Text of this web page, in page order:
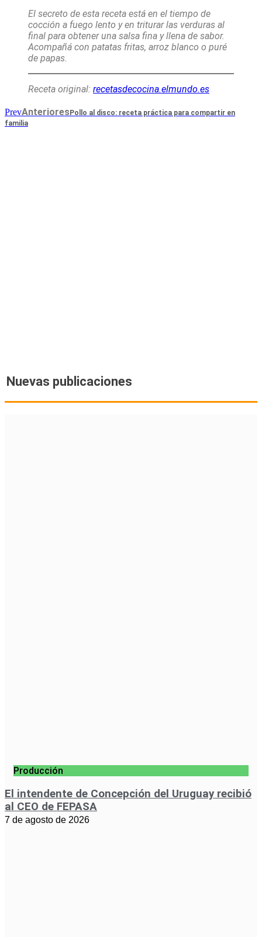
El secreto de esta receta está en el tiempo de
cocción a fuego lento y en triturar las verduras al
final para obtener una salsa fina y llena de sabor.
Acompañá con patatas fritas, arroz blanco o puré
de papas.
Receta original: recetasdecocina.elmundo.es
PrevAnterioresPollo al disco: receta práctica para compartir en
familia
Nuevas publicaciones
Producción
El intendente de Concepción del Uruguay recibió
al CEO de FEPASA
7 de agosto de 2026